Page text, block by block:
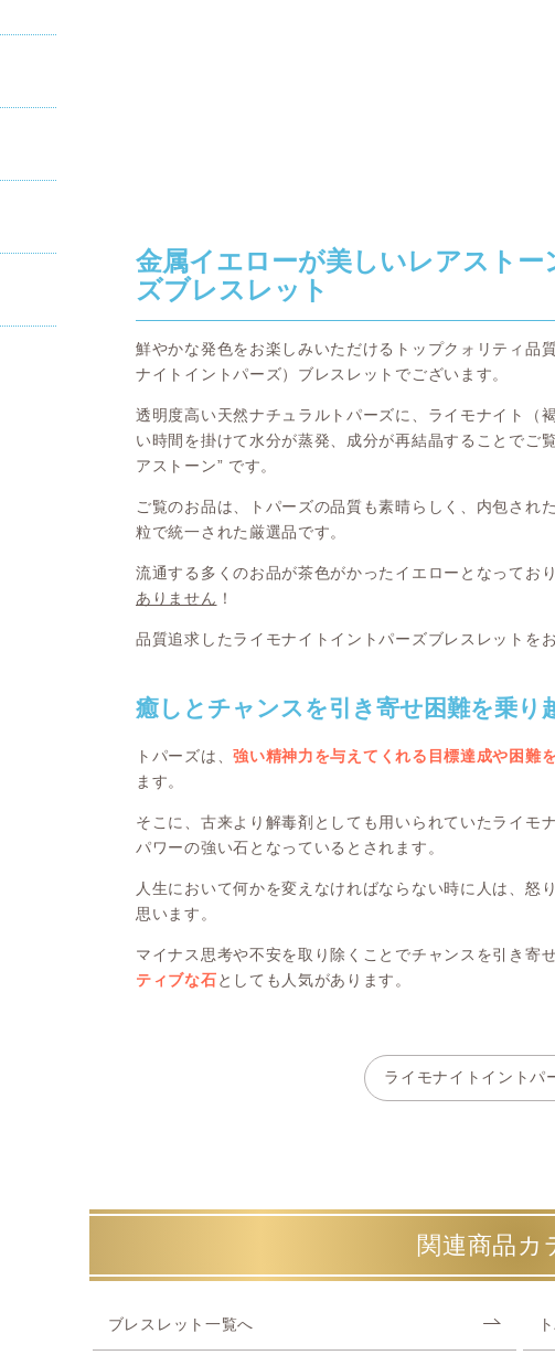
金属イエローが美しいレアスト
ズブレスレット
鮮やかな発色をお楽しみいただけるトップクォリティ品
ナイトイントパーズ）ブレスレットでございます。
透明度高い天然ナチュラルトパーズに、ライモナイト（
い時間を掛けて水分が蒸発、成分が再結晶することでご
アストーン” です。
ご覧のお品は、トパーズの品質も素晴らしく、内包され
粒で統一された厳選品です。
流通する多くのお品が茶色がかったイエローとなっており
ありません ！
品質追求したライモナイトイントパーズブレスレットを
癒しとチャンスを引き寄せ困難を乗り
トパーズは、強い精神力を与えてくれる目標達成や困難
ます。
そこに、古来より解毒剤としても用いられていたライモ
パワーの強い石となっているとされます。
人生において何かを変えなければならない時に人は、怒
思います。
マイナス思考や不安を取り除くことでチャンスを引き寄
ティブな石としても人気があります。
ライモナイトイントパ
関連商品カ
ブレスレット一覧へ